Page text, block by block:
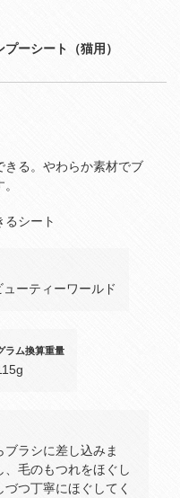
ーシート（猫用）
きる。やわらか素材でブ
るシート
ーティーワールド
ラム換算重量
ラシに差し込みま
毛のもつれをほぐし
つ丁寧にほぐしてく